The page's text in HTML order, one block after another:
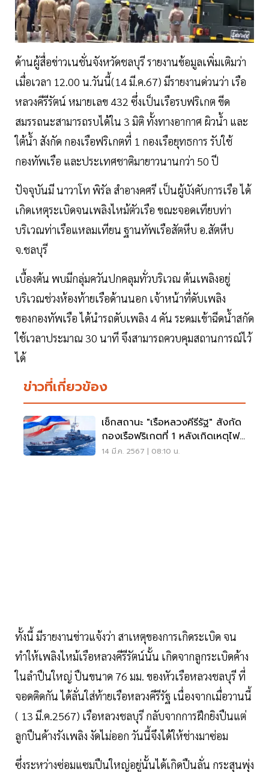
ด้านผู้สื่อข่าวเนชั่นจังหวัดชลบุรี รายงานข้อมูลเพิ่มเติมว่า
เมื่อเวลา 12.00 น.วันนี้(14 มี.ค.67) มีรายงานด่วนว่า เรือ
หลวงคีรีรัตน์ หมายเลข 432 ซึ่งเป็นเรือรบฟริเกต ขีด
สมรรถนะสามารถรบได้ใน 3 มิติ ทั้งทางอากาศ ผิวน้ำ และ
ใต้น้ำ สังกัด กองเรือฟริเกตที่ 1 กองเรือยุทธการ รับใช้
กองทัพเรือ และประเทศชาติมายาวนานกว่า 50 ปี
ปัจจุบันมี นาวาโท พิรัล สำอางคศรี เป็นผู้บังคับการเรือ ได้
เกิดเหตุระเบิดจนเพลิงไหม้ตัวเรือ ขณะจอดเทียบท่า
บริเวณท่าเรือแหลมเทียน ฐานทัพเรือสัตหีบ อ.สัตหีบ
จ.ชลบุรี
เบื้องต้น พบมีกลุ่มควันปกคลุมทั่วบริเวณ ต้นเพลิงอยู่
บริเวณช่วงห้องท้ายเรือด้านนอก เจ้าหน้าที่ดับเพลิง
ของกองทัพเรือ ได้นำรถดับเพลิง 4 คัน ระดมเข้าฉีดน้ำสกัด
ใช้เวลาประมาณ 30 นาที จึงสามารถควบคุมสถานการณ์ไว้
ได้
ข่าวที่เกี่ยวข้อง
เช็กสถานะ "เรือหลวงคีรีรัฐ" สังกัด
กองเรือฟริเกตที่ 1 หลังเกิดเหตุไฟ
ไหม้
14 มี.ค. 2567 | 08:10 น.
ทั้งนี้ มีรายงานข่าวแจ้งว่า สาเหตุของการเกิดระเบิด จน
ทำให้เพลิงไหม้เรือหลวงคีรีรัตน์นั้น เกิดจากลูกระเบิดค้าง
ในลำปืนใหญ่ ปืนขนาด 76 มม. ของหัวเรือหลวงชลบุรี ที่
จอดติดกัน ได้ลั่นใส่ท้ายเรือหลวงคีรีรัฐ เนื่องจากเมื่อวานนี้
( 13 มี.ค.2567) เรือหลวงชลบุรี กลับจากการฝึกยิงปืนแต่
ลูกปืนค้างรังเพลิง งัดไม่ออก วันนี้จึงได้ให้ช่างมาซ่อม
ซึ่งระหว่างซ่อมแซมปืนใหญ่อยู่นั้นได้เกิดปืนลั่น กระสุนพุ่ง